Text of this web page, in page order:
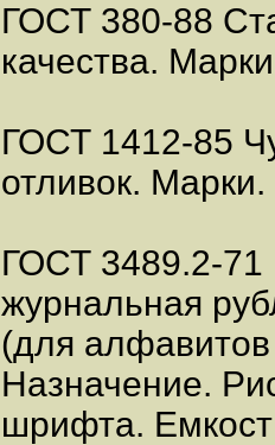
ГОСТ 380-88
качества.
ГОСТ 1412-85
отливок. Марки.
ГОСТ 3489.2-71
журнальная
(для алфавитов
Назначение.
шрифта.